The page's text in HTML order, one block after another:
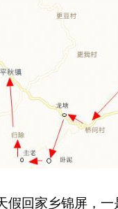
假回家乡锦屏，